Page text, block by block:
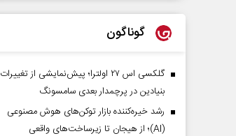
گوناگون
گلکسی اس ۲۷ اولترا؛ پیش‌نمایشی از تغییرات
بنیادین در پرچمدار بعدی سامسونگ
رشد خیره‌کننده بازار توکن‌های هوش مصنوعی
(AI)؛ از هیجان تا زیرساخت‌های واقعی